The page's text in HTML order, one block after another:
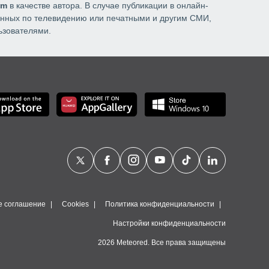
в качестве автора. В случае публикации в онлайн-
по телевидению или печатными и другим СМИ,
соглашение Cookies Политика конфиденциальности
Настройки конфиденциальности
2026 Meteored. Все права защищены